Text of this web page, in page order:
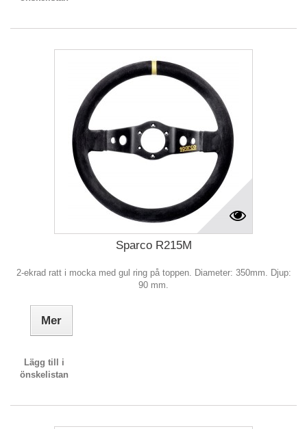
Sparco R215M
2-ekrad ratt i mocka med gul ring på toppen. Diameter: 350mm. Djup:
90 mm.
Mer
Lägg till i
önskelistan